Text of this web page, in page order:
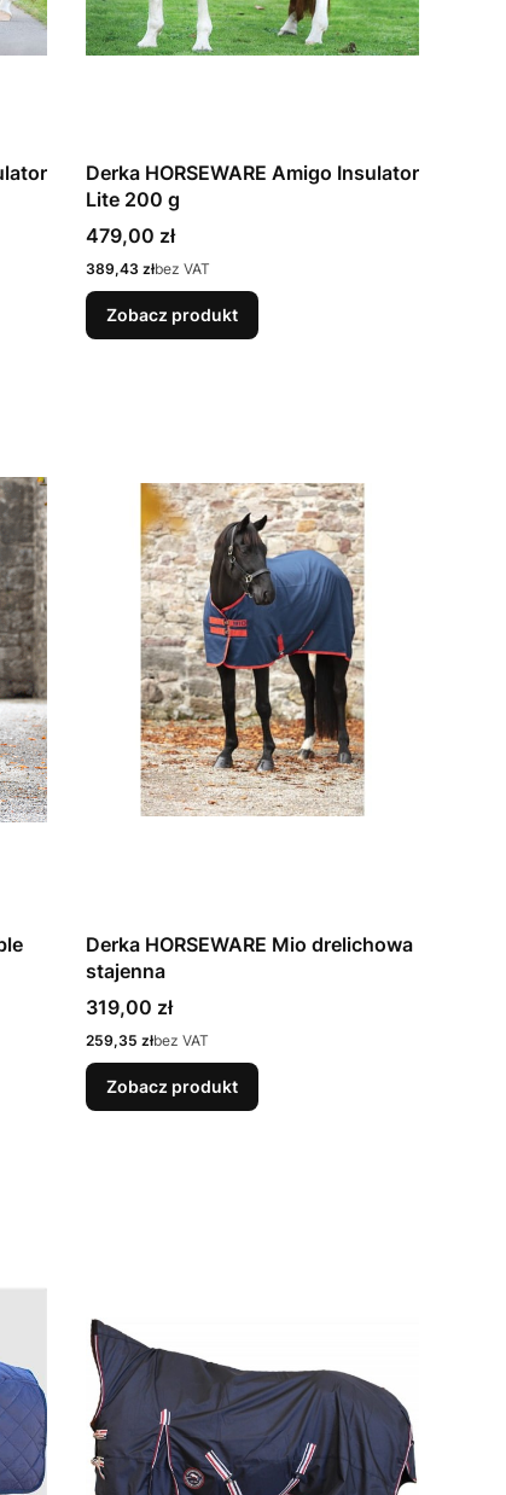
Derka HORSEWARE Amigo Insulator
Lite 200 g
Cena
479,00 zł
Cena
389,43 złbez VAT
Zobacz produkt
Derka HORSEWARE Mio drelichowa
stajenna
Cena
319,00 zł
Cena
259,35 złbez VAT
Zobacz produkt